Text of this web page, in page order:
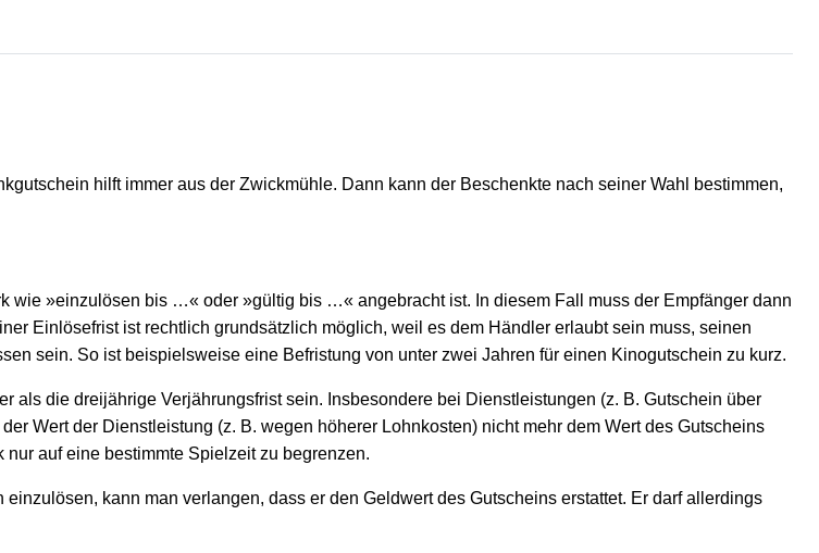
hilft immer aus der Zwickmühle. Dann kann der Beschenkte nach seiner Wahl bestimmen,
wie »einzulösen bis …« oder »gültig bis …« angebracht ist. In diesem Fall muss der Empfänger dann
Einlösefrist ist rechtlich grundsätzlich möglich, weil es dem Händler erlaubt sein muss, seinen
sein. So ist beispielsweise eine Befristung von unter zwei Jahren für einen Kinogutschein zu kurz.
die dreijährige Verjährungsfrist sein. Insbesondere bei Dienstleistungen (z. B. Gutschein über
Wert der Dienstleistung (z. B. wegen höherer Lohnkosten) nicht mehr dem Wert des Gutscheins
auf eine bestimmte Spielzeit zu begrenzen.
kann man verlangen, dass er den Geldwert des Gutscheins erstattet. Er darf allerdings